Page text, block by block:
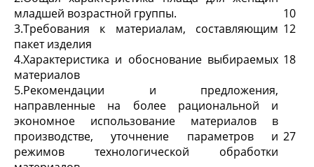
младшей возрастной группы.
10
3.Требования к материалам, составляющим
пакет изделия
12
4.Характеристика и обоснование выбираемых
материалов
18
5.Рекомендации и предложения,
направленные на более рациональной и
экономное использование материалов в
производстве, уточнение параметров и
режимов технологической обработки
27